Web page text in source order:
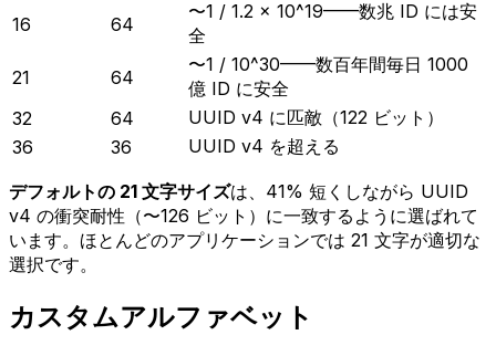
16
64
〜1 / 1.2 × 10^19——数兆 ID には安
全
21
64
〜1 / 10^30——数百年間毎日 1000
億 ID に安全
32
64
UUID v4 に匹敵（122 ビット）
36
36 UUID v4 を超える
デフォルトの 21 文字サイズは、41% 短くしながら UUID
v4 の衝突耐性（〜126 ビット）に一致するように選ばれて
います。ほとんどのアプリケーションでは 21 文字が適切な
選択です。
カスタムアルファベット